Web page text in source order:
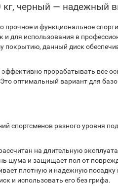
черный — надежный
и функциональное
для использования в
данный диск
прорабатывать все
оптимальный вариант для
спортсменов разного уровня
на длительную
шума и защищает пол от
плотную и надежную посадку
и использовать его без грифа.